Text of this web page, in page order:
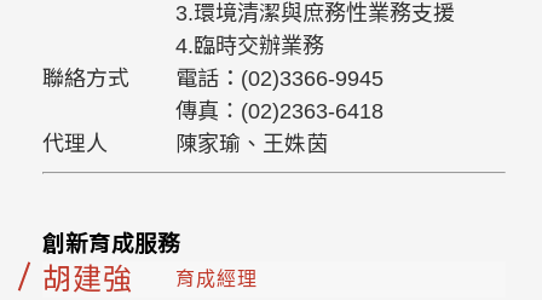
3.環境清潔與庶務性業務支援
4.臨時交辦業務
聯絡方式
電話：(02)3366-9945
傳真：(02)2363-6418
代理人
陳家瑜、王姝茵
創新育成服務
胡建強 育成經理